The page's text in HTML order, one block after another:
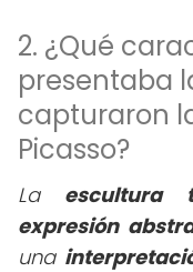
2. ¿Qué
presentaba
capturaron
Picasso?
La escultura
expresión
una